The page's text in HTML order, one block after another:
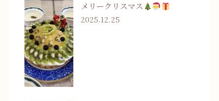
メリークリスマス
2025.12.25